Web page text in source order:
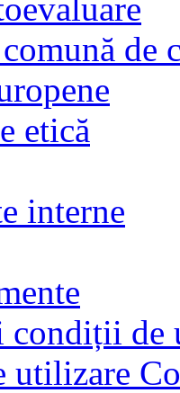
de
etică
interne
condiții de
utilizare